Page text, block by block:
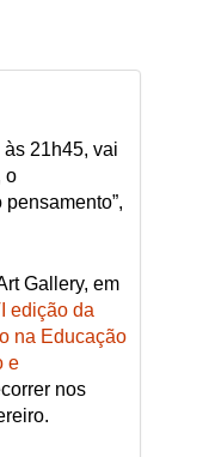
21h45, vai
o
Gallery, em
edição da
na Educação
e
nos